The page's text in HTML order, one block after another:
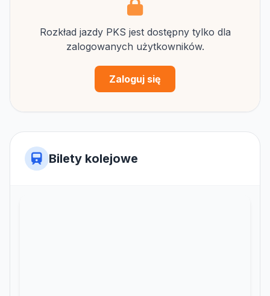
Rozkład jazdy PKS jest dostępny tylko dla
zalogowanych użytkowników.
Zaloguj się
Bilety kolejowe